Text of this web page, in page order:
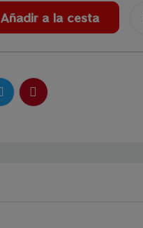
Añadir a la cesta